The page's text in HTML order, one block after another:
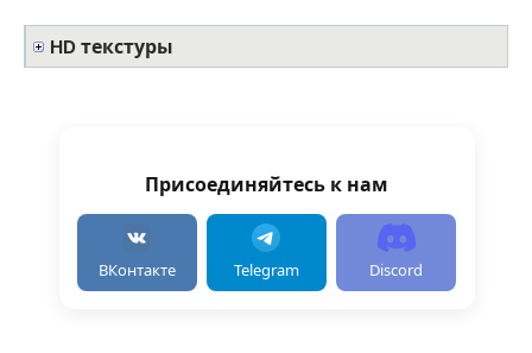
HD текстуры
Присоединяйтесь к нам
ВКонтакте Telegram Discord